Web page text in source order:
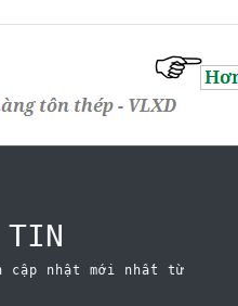
TIN
cập nhật mới nhất từ